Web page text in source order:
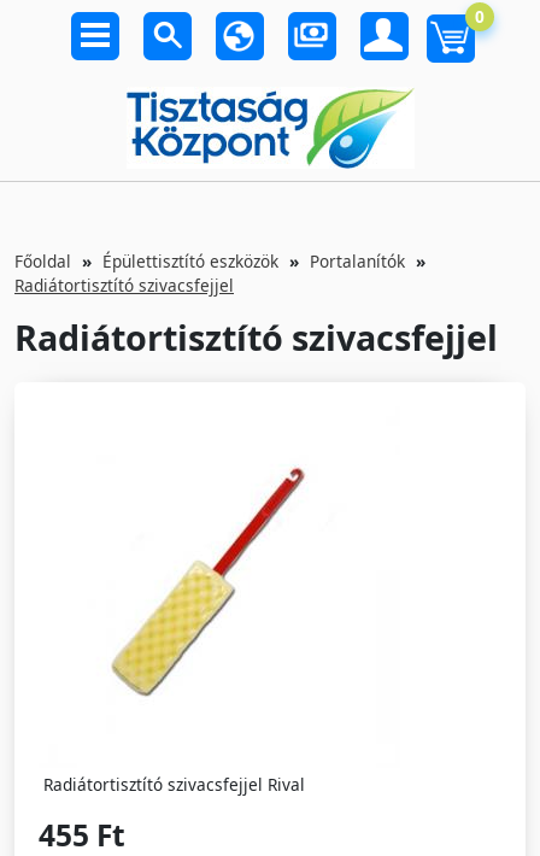
0
Főoldal Épülettisztító eszközök
Portalanítók
Radiátortisztító szivacsfejjel
Radiátortisztító szivacsfejjel
Radiátortisztító szivacsfejjel Rival
455 Ft